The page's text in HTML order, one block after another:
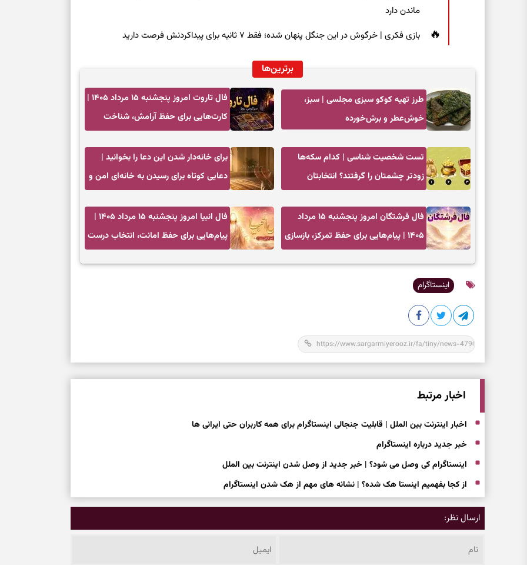
ماندن دارد
بازی فکری | خرگوش در این جنگل پنهان شده؛ فقط ۷ ثانیه برای پیداکردنش فرصت دارید
برترین‌ها
طرز تهیه کوکو سبزی مجلسی | سبز،
خوش‌عطر و برش‌خورده
فال تاروت امروز پنجشنبه ۱۵ مرداد ۱۴۰۵ |
کارت‌هایی برای حفظ آرامش، شناخت
تست شخصیت شناسی | کدام سکه‌ها
زودتر چشمتان را گرفتند؟ انتخابتان
برای خانه‌دار شدن این دعا را بخوانید |
دعایی کوتاه برای رسیدن به خانه‌ای امن و
فال فرشتگان امروز پنجشنبه ۱۵ مرداد
۱۴۰۵ | پیام‌هایی برای حفظ تمرکز، بازسازی
فال انبیا امروز پنجشنبه ۱۵ مرداد ۱۴۰۵ |
پیام‌هایی برای حفظ امانت، انتخاب درست
اینستاگرام
اخبار مرتبط
اخبار اینترنت بین الملل | قابلیت جنجالی اینستاگرام برای همه کاربران حتی ایرانی ها
خبر جدید درباره اینستاگرام
اینستاگرام کی وصل می شود؟ | خبر جدید از وصل شدن اینترنت بین الملل
از کجا بفهمیم اینستا هک شده؟ | نشانه های مهم از هک شدن اینستاگرام
ارسال نظر: